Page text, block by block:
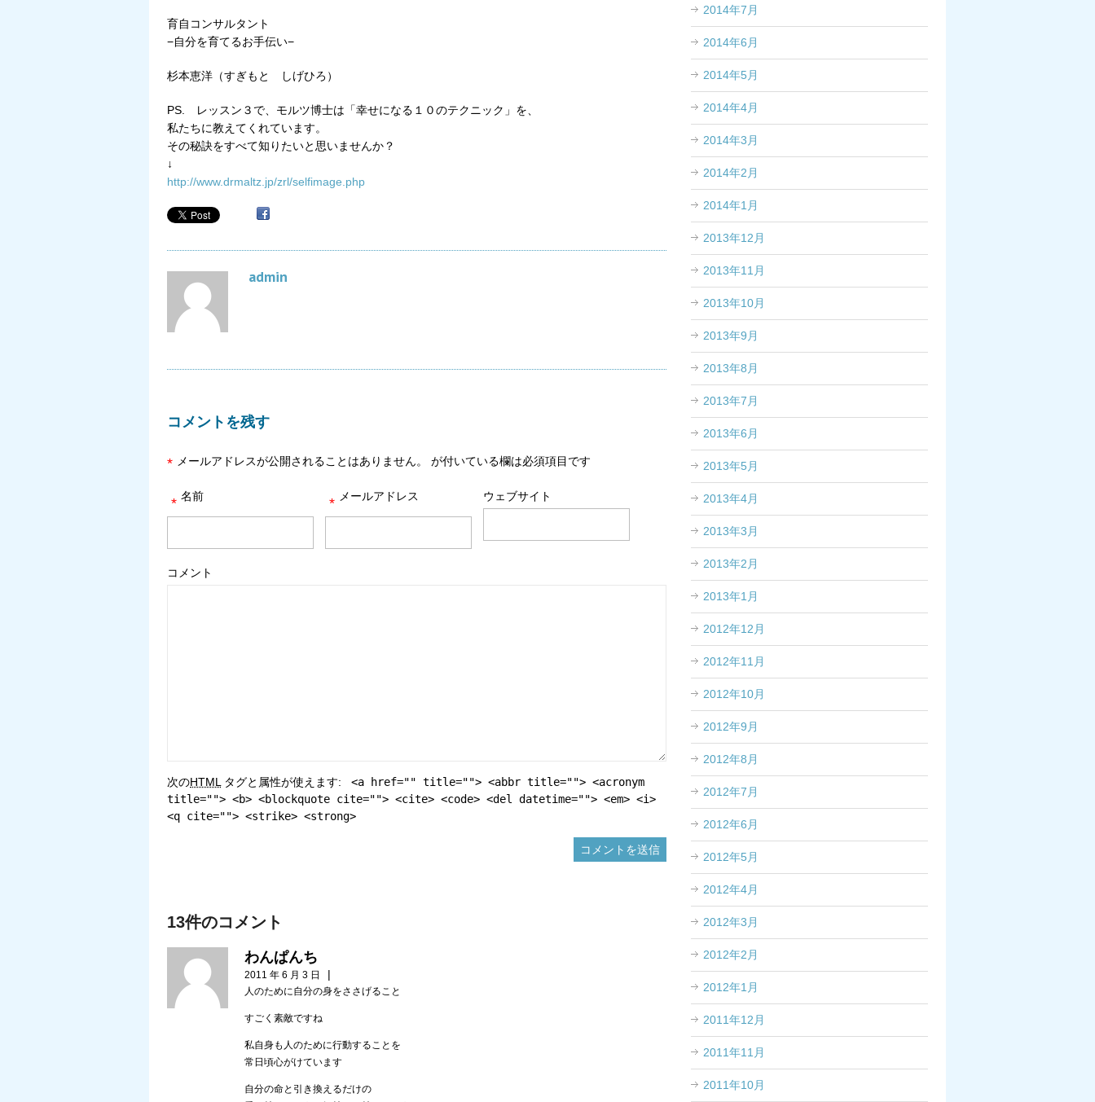
育自コンサルタント
−自分を育てるお手伝い−
杉本恵洋（すぎもと しげひろ）
PS. レッスン３で、モルツ博士は「幸せになる１０のテクニック」を、
私たちに教えてくれています。
その秘訣をすべて知りたいと思いませんか？
↓
http://www.drmaltz.jp/zrl/selfimage.php
admin
コメントを残す
メールアドレスが公開されることはありません。
* が付いている欄は必須項目です
名前
* メールアドレス
* ウェブサイト
コメント
次のHTML タグと属性が使えます:
<a href="" title=""> <abbr title=""> <acronym
title=""> <b> <blockquote cite=""> <cite> <code> <del datetime=""> <em> <i>
<q cite=""> <strike> <strong>
13件のコメント
わんぱんち
2011 年 6 月 3 日 |
人のために自分の身をささげること
すごく素敵ですね
私自身も人のために行動することを
常日頃心がけています
自分の命と引き換えるだけの
2014年7月
2014年6月
2014年5月
2014年4月
2014年3月
2014年2月
2014年1月
2013年12月
2013年11月
2013年10月
2013年9月
2013年8月
2013年7月
2013年6月
2013年5月
2013年4月
2013年3月
2013年2月
2013年1月
2012年12月
2012年11月
2012年10月
2012年9月
2012年8月
2012年7月
2012年6月
2012年5月
2012年4月
2012年3月
2012年2月
2012年1月
2011年12月
2011年11月
2011年10月